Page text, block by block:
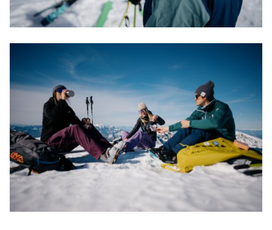
EineSkitourenausrüstung mit 90–100 mm
Mittelbreitebietet die ideale Kombination aus
Villgratental.